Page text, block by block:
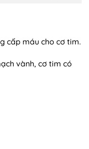
cấp máu cho cơ tim.
vành, cơ tim có